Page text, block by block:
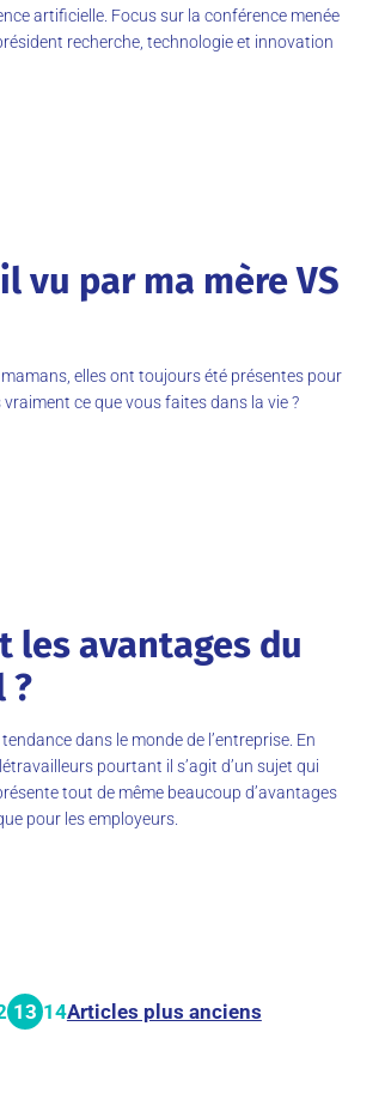
artificielle. Focus sur la conférence menée
recherche, technologie et innovation
vu par ma mère VS
elles ont toujours été présentes pour
ce que vous faites dans la vie ?
les avantages du
?
dans le monde de l’entreprise. En
pourtant il s’agit d’un sujet qui
tout de même beaucoup d’avantages
pour les employeurs.
13 14Articles plus anciens